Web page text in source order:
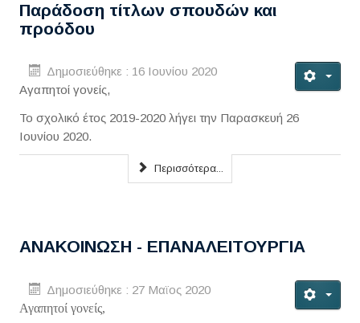
Παράδοση τίτλων σπουδών και
προόδου
Δημοσιεύθηκε : 16 Ιουνίου 2020
Αγαπητοί γονείς,
Το σχολικό έτος 2019-2020 λήγει την Παρασκευή 26
Ιουνίου 2020.
Περισσότερα...
ΑΝΑΚΟΙΝΩΣΗ - ΕΠΑΝΑΛΕΙΤΟΥΡΓΙΑ
Δημοσιεύθηκε : 27 Μαϊος 2020
Αγαπητοί γονείς,